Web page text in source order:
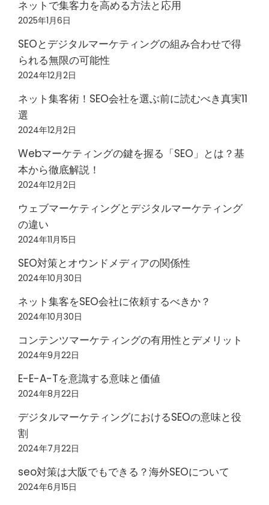
ネットで集客力を高める方法と応用
2025年1月6日
SEOとデジタルマーケティングの組み合わせで得
られる無限の可能性
2024年12月2日
ネット集客術！SEO会社を選ぶ前に読むべき真実11
選
2024年12月2日
Webマーケティングの鍵を握る「SEO」とは？基
本から徹底解説！
2024年12月2日
ウェブマーケティングとデジタルマーケティング
の違い
2024年11月15日
SEO対策とオウンドメディアの関係性
2024年10月30日
ネット集客をSEO会社に依頼するべきか？
2024年10月30日
コンテンツマーケティングの有用性とデメリット
2024年9月22日
E-E-A-Tを意識する意味と価値
2024年8月22日
デジタルマーケティングにおけるSEOの意味と役
割
2024年7月22日
seo対策は大阪でもできる？海外SEOについて
2024年6月15日